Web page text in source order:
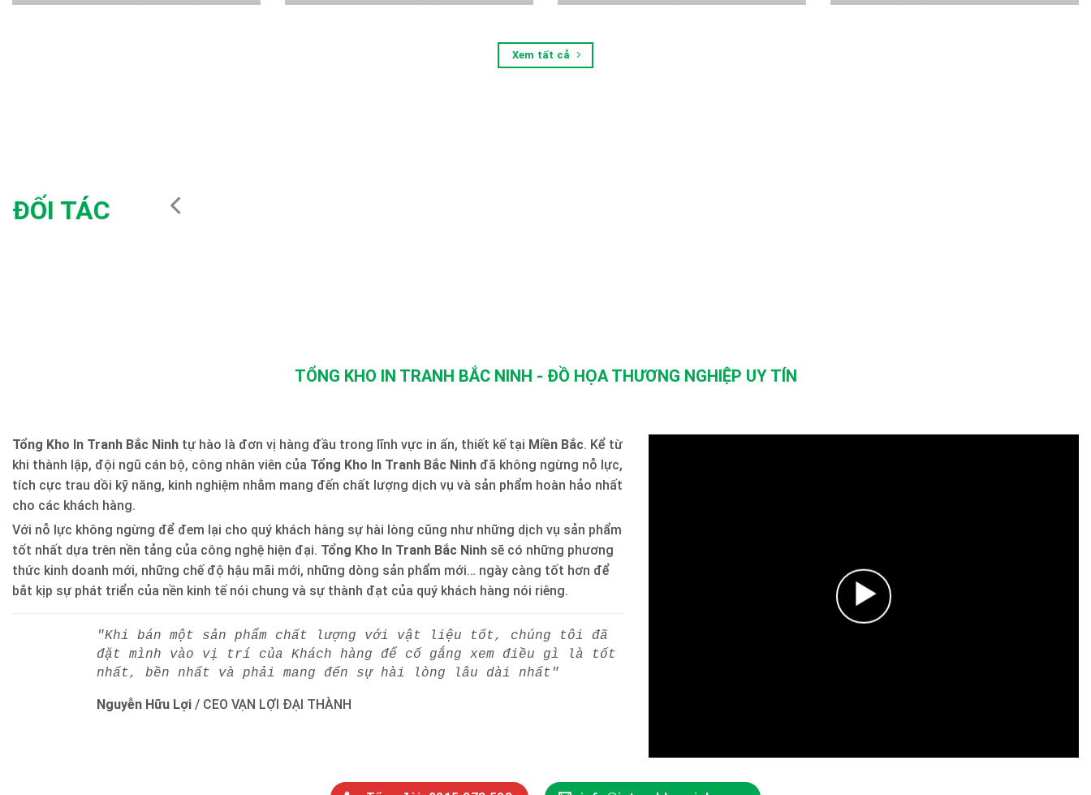
Xem tất cả
ĐỐI TÁC
TỔNG KHO IN TRANH BẮC NINH - ĐỒ HỌA THƯƠNG NGHIỆP UY TÍN
Tổng Kho In Tranh Bắc Ninh tự hào là đơn vị hàng đầu trong lĩnh vực in ấn, thiết kế tại Miền Bắc. Kể từ
khi thành lập, đội ngũ cán bộ, công nhân viên của Tổng Kho In Tranh Bắc Ninh đã không ngừng nỗ lực,
tích cực trau dồi kỹ năng, kinh nghiệm nhằm mang đến chất lượng dịch vụ và sản phẩm hoàn hảo nhất
cho các khách hàng.
Với nỗ lực không ngừng để đem lại cho quý khách hàng sự hài lòng cũng như những dịch vụ sản phẩm
tốt nhất dựa trên nền tảng của công nghệ hiện đại. Tổng Kho In Tranh Bắc Ninh sẽ có những phương
thức kinh doanh mới, những chế độ hậu mãi mới, những dòng sản phẩm mới… ngày càng tốt hơn để
bắt kịp sự phát triển của nền kinh tế nói chung và sự thành đạt của quý khách hàng nói riêng.
"Khi bán một sản phẩm chất lượng với vật liệu tốt, chúng tôi đã
đặt mình vào vị trí của Khách hàng để cố gắng xem điều gì là tốt
nhất, bền nhất và phải mang đến sự hài lòng lâu dài nhất"
Nguyễn Hữu Lợi / CEO VẠN LỢI ĐẠI THÀNH